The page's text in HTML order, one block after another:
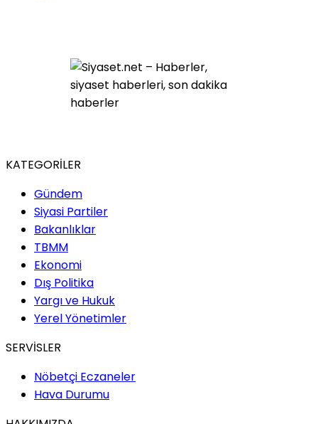
KATEGORİLER
Gündem
Siyasi Partiler
Bakanlıklar
TBMM
Ekonomi
Dış Politika
Yargı ve Hukuk
Yerel Yönetimler
SERVİSLER
Nöbetçi Eczaneler
Hava Durumu